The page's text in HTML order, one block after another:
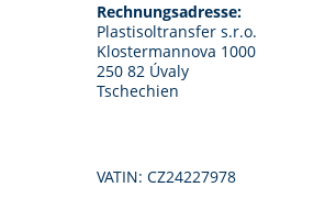
Rechnungsadresse:
Plastisoltransfer s.r.o.
Klostermannova 1000
250 82 Úvaly
Tschechien
VATIN: CZ24227978